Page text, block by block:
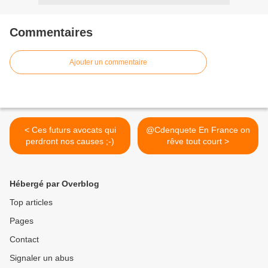
Commentaires
Ajouter un commentaire
< Ces futurs avocats qui
perdront nos causes ;-)
@Cdenquete En France on
rêve tout court >
Hébergé par Overblog
Top articles
Pages
Contact
Signaler un abus